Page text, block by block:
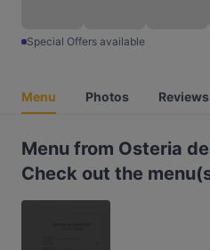
Special Offers available
Menu Photos Reviews
Menu from Osteria
Check out the